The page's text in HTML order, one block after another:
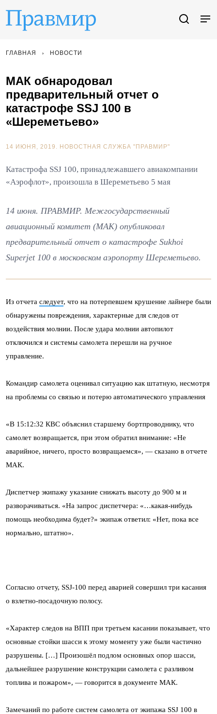
ГЛАВНАЯ НОВОСТИ
МАК обнародовал
предварительный отчет о
катастрофе SSJ 100 в
«Шереметьево»
14 ИЮНЯ, 2019. НОВОСТНАЯ СЛУЖБА "ПРАВМИР"
Катастрофа SSJ 100, принадлежавшего авиакомпании
«Аэрофлот», произошла в Шереметьево 5 мая
14 июня. ПРАВМИР. Межгосударственный
авиационный комитет (МАК) опубликовал
предварительный отчет о катастрофе Sukhoi
Superjet 100 в московском аэропорту Шереметьево.
Из отчета следует, что на потерпевшем крушение лайнере были
обнаружены повреждения, характерные для следов от
воздействия молнии. После удара молнии автопилот
отключился и системы самолета перешли на ручное
управление.
Командир самолета оценивал ситуацию как штатную, несмотря
на проблемы со связью и потерю автоматического управления
«В 15:12:32 КВС объяснил старшему бортпроводнику, что
самолет возвращается, при этом обратил внимание: «Не
аварийное, ничего, просто возвращаемся», — сказано в отчете
МАК.
Диспетчер экипажу указание снижать высоту до 900 м и
разворачиваться. «На запрос диспетчера: «…какая-нибудь
помощь необходима будет?» экипаж ответил: «Нет, пока все
нормально, штатно».
Согласно отчету, SSJ-100 перед аварией совершил три касания
о взлетно-посадочную полосу.
«Характер следов на ВПП при третьем касании показывает, что
основные стойки шасси к этому моменту уже были частично
разрушены. […] Произошёл подлом основных опор шасси,
дальнейшее разрушение конструкции самолета с разливом
топлива и пожаром», — говорится в документе МАК.
Замечаний по работе систем самолета от экипажа SSJ 100 в